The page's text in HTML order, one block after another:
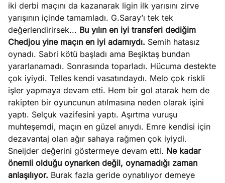
iki derbi maçını da kazanarak ligin ilk yarısını zirve
yarışının içinde tamamladı. G.Saray’ı tek tek
değerlendirirsek... Bu yılın en iyi transferi dediğim
Chedjou yine maçın en iyi adamıydı. Semih hatasız
oynadı. Sabri kötü başladı ama Beşiktaş bundan
yararlanamadı. Sonrasında toparladı. Hücuma destekte
çok iyiydi. Telles kendi vasatındaydı. Melo çok riskli
işler yapmaya devam etti. Hem bir gol atarak hem de
rakipten bir oyuncunun atılmasına neden olarak işini
yaptı. Selçuk vazifesini yaptı. Aşırtma vuruşu
muhteşemdi, maçın en güzel anıydı. Emre kendisi için
dezavantaj olan ağır sahaya rağmen çok iyiydi.
Sneijder değerini göstermeye devam etti. Ne kadar
önemli olduğu oynarken değil, oynamadığı zaman
anlaşılıyor. Burak fazla geride oynatılıyor demeye